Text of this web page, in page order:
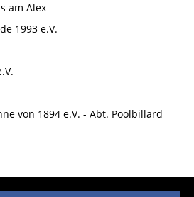
am Alex
1993 e.V.
von 1894 e.V. - Abt. Poolbillard